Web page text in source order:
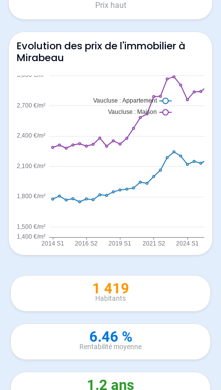
Prix haut
Evolution des prix de l'immobilier à
Mirabeau
1 419
Habitants
6.46 %
Rentabilité moyenne
1.2 ans